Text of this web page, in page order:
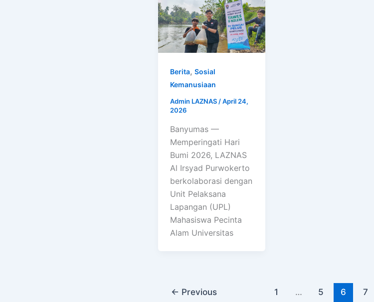
Berita, Sosial
Kemanusiaan
Admin LAZNAS/April 24,
2026
Banyumas —
Memperingati Hari
Bumi 2026, LAZNAS
Al Irsyad Purwokerto
berkolaborasi dengan
Unit Pelaksana
Lapangan (UPL)
Mahasiswa Pecinta
Alam Universitas
← Previous 1 … 5 6 7